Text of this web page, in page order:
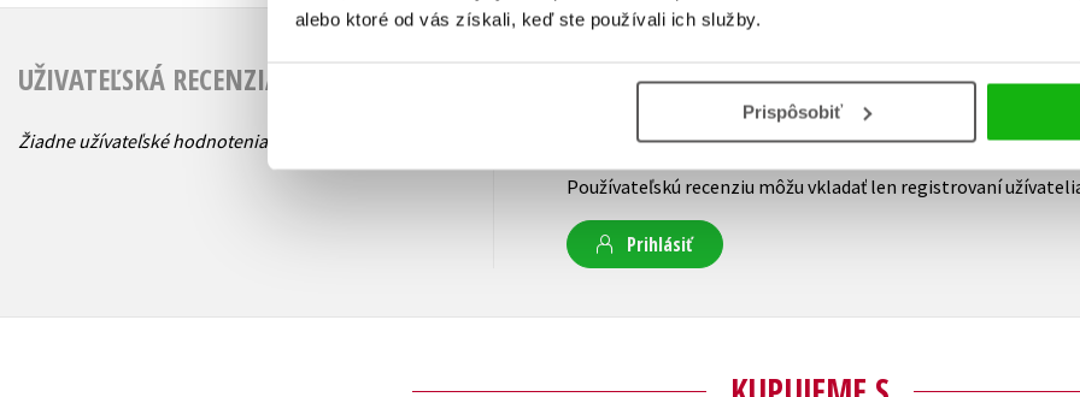
alebo ktoré od vás získali, keď ste používali ich služby.
Prispôsobiť
UŽIVATEĽSKÁ RECENZIA
Žiadne užívateľské hodnotenia nie sú dostupné. Vaše hodnotenie
Používateľskú recenziu môžu vkladať len registrovaní
Prihlásiť